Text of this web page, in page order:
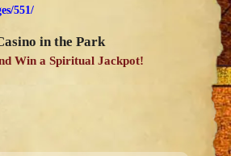
551/
in the Park
Win a Spiritual Jackpot!